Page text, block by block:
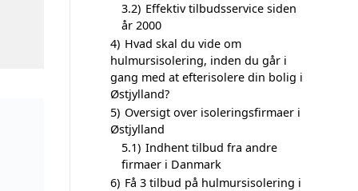
3.2) Effektiv tilbudsservice siden
år 2000
4) Hvad skal du vide om
hulmursisolering, inden du går i
gang med at efterisolere din bolig i
Østjylland?
5) Oversigt over isoleringsfirmaer i
Østjylland
5.1) Indhent tilbud fra andre
firmaer i Danmark
6) Få 3 tilbud på hulmursisolering i